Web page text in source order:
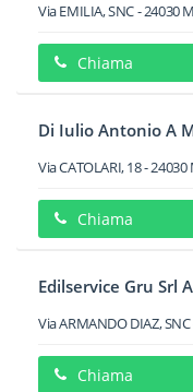
Via EMILIA, SNC-24030
Chiama
Di Iulio Antonio A
Via CATOLARI, 18-24030
Chiama
Edilservice Gru Srl
Via ARMANDO DIAZ, SNC
Chiama